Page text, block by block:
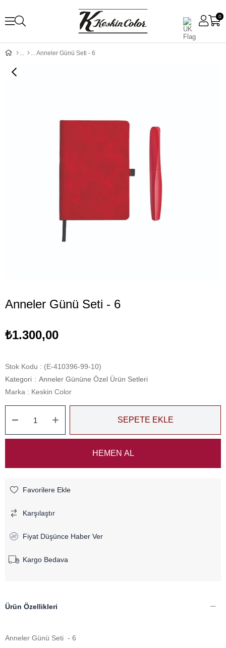
0
Anneler Günü Seti - 6
Anneler Günü Seti - 6
₺1.300,00
Stok Kodu
(E-410396-99-10)
Kategori : Anneler Gününe Özel Ürün Setleri
Marka : Keskin Color
Favorilere Ekle
Karşılaştır
Fiyat Düşünce Haber Ver
Kargo Bedava
Ürün Özellikleri
Anneler Günü Seti - 6